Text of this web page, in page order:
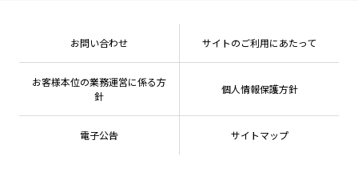
確定拠出年金 基準価額一覧
議決権行使について
ちょこっと3分！ファンドシアター
有価証券届出書の効力の発生の有無について
こだわりのインデックスファンド 購入・換金手数料
なしシリーズ
確定拠出年金について
資産形成サポート
NAMシティ
お問い合わせ
よくあるご質問
方針・その他開示情報
公式キャラクターのご紹介
メディアお問い合わせ サイトのご利用にあたって
お客様本位の業務運営に係る方
針
個人情報保護方針
電子公告 サイトマップ